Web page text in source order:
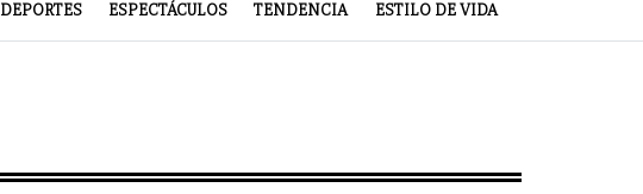
DEPORTES ESPECTÁCULOS TENDENCIA ESTILO DE VIDA